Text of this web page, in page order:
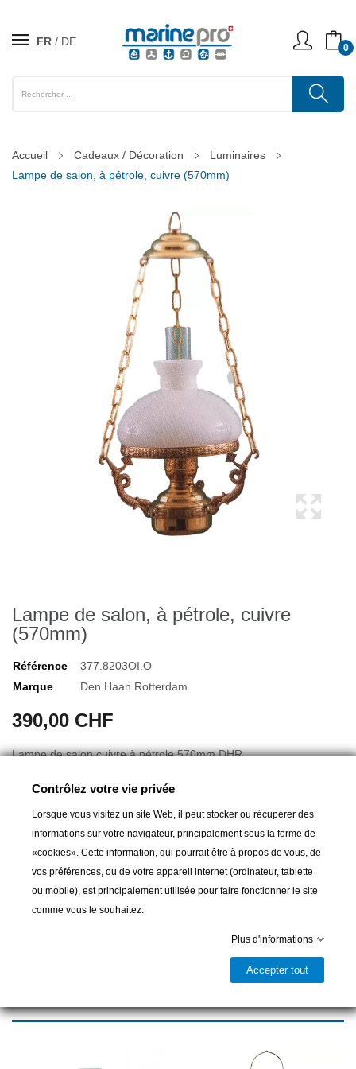
FR DE 0
Accueil Cadeaux / Décoration
Luminaires
Lampe de salon, à pétrole, cuivre (570mm)
Lampe de salon, à pétrole, cuivre
(570mm)
Référence
377.8203OI.O
Marque
Den Haan Rotterdam
390,00 CHF
Lampe de salon cuivre à pétrole 570mm DHR
Dernier article en stock
16 autres produits dans la même
Contrôlez votre vie privée
Lorsque vous visitez un site Web, il peut stocker ou récupérer des
informations sur votre navigateur, principalement sous la forme de
«cookies». Cette information, qui pourrait être à propos de vous, de
vos préférences, ou de votre appareil internet (ordinateur, tablette
ou mobile), est principalement utilisée pour faire fonctionner le site
comme vous le souhaitez.
Plus d'informations
Accepter tout